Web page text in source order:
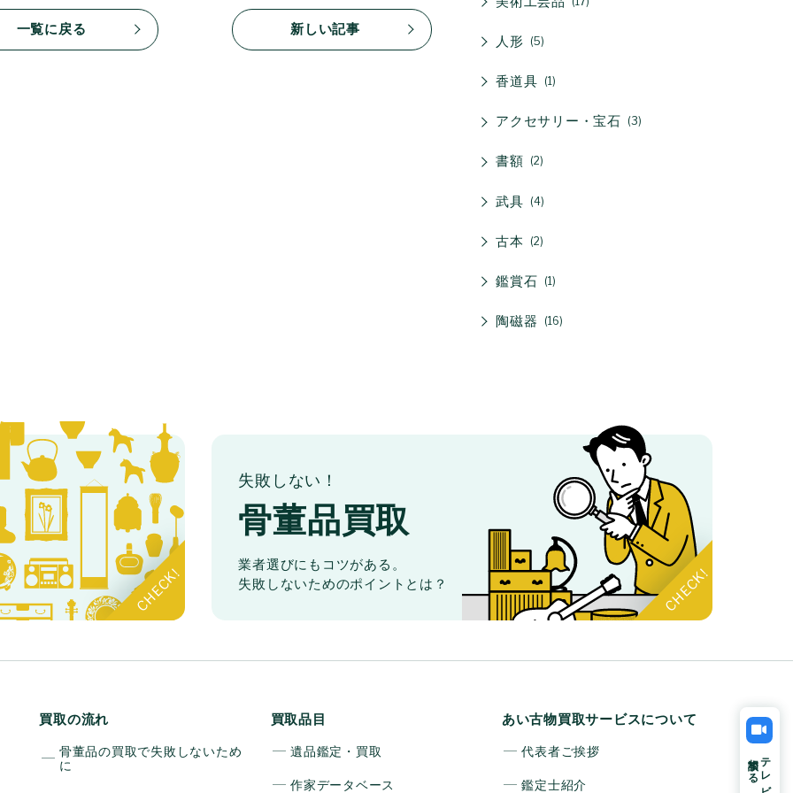
テレビ電話で
相談する
一覧に戻る 新しい記事
人形 5
香道具 1
アクセサリー・宝石 3
書額 2
武具 4
古本 2
鑑賞石 1
陶磁器 16
失敗しない！
骨董品買取
業者選びにもコツがある。
失敗しないためのポイントとは？
買取の流れ
骨董品の買取で失敗しないため
に
買取品目
遺品鑑定・買取
作家データベース
あい古物買取サービスについて
代表者ご挨拶
鑑定士紹介